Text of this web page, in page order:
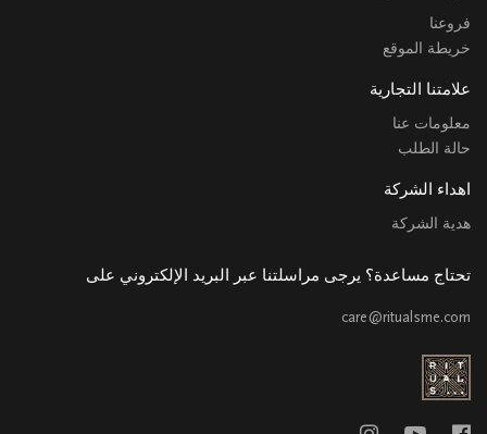
فروعنا
خريطة الموقع
علامتنا التجارية
معلومات عنا
حالة الطلب
اهداء الشركة
هدية الشركة
تحتاج مساعدة؟ يرجى مراسلتنا عبر البريد الإلكتروني على
care@ritualsme.com